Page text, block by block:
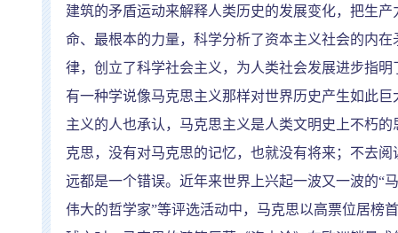
建筑的矛盾运动来解释人类历史的发展变化，把生
命、最根本的力量，科学分析了资本主义社会的内
律，创立了科学社会主义，为人类社会发展进步指
有一种学说像马克思主义那样对世界历史产生如此
主义的人也承认，马克思主义是人类文明史上不朽
克思，没有对马克思的记忆，也就没有将来；不去
远都是一个错误。近年来世界上兴起一波又一波的“
伟大的哲学家”等评选活动中，马克思以高票位居榜